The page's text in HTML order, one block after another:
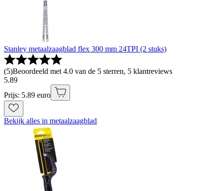
Stanley metaalzaagblad flex 300 mm 24TPI (2 stuks)
(5)Beoordeeld met 4.0 van de 5 sterren, 5 klantreviews
5.89
Prijs: 5.89 euro
Bekijk alles in metaalzaagblad